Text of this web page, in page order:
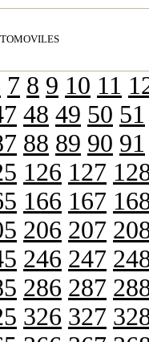
7 8 9 10 11
48 49 50 51
88 89 90 91
126 127
166 167
206 207
246 247
286 287
326 327